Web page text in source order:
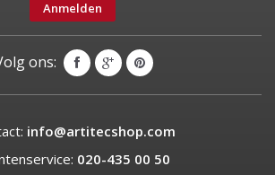
Anmelden
ons:
info@artitecshop.com
020-435 00 50